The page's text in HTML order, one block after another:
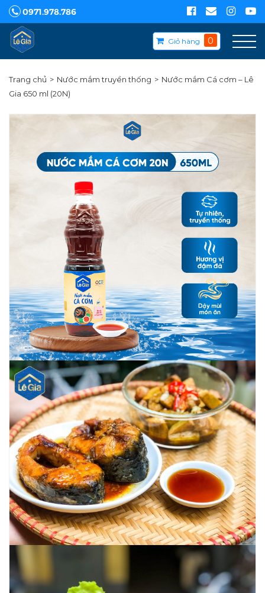
0971.978.786
Giỏ hàng 0
Trang chủ Nước mắm truyền thống
Nước mắm Cá cơm – Lê
Gia 650 ml (20N)